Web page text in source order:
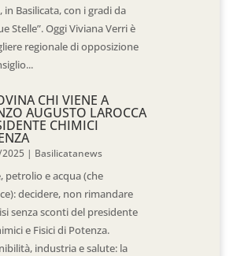
in Basilicata, con i gradi da
Stelle”. Oggi Viviana Verri è
regionale di opposizione
CHI VIENE A
AUGUSTO LAROCCA
CHIMICI
| Basilicatanews
petrolio e acqua (che
decidere, non rimandare
senza sconti del presidente
e Fisici di Potenza.
industria e salute: la